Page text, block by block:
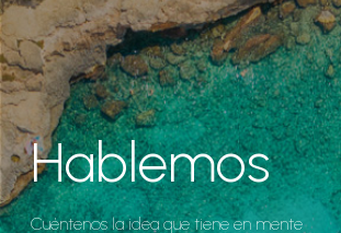
Hablemos
Cuéntenos la idea que tiene en mente